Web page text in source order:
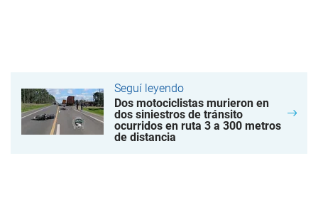
Seguí leyendo
Dos motociclistas murieron en
dos siniestros de tránsito
ocurridos en ruta 3 a 300 metros
de distancia